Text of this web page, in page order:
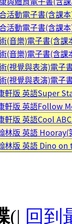
活動電子書(含課
活動電子書(含課
(音樂)電子書(含課
(音樂)電子書(含課
(視覺與表演)電子
(視覺與表演)電子
軒版 英語Super
軒版 英語Follow
軒版 英語Cool
林版 英語
林版 英語 Dino
(| 回到